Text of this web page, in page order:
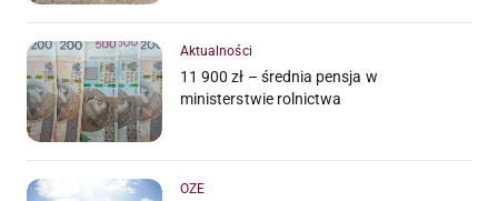
Aktualności
11 900 zł – średnia pensja w
ministerstwie rolnictwa
OZE